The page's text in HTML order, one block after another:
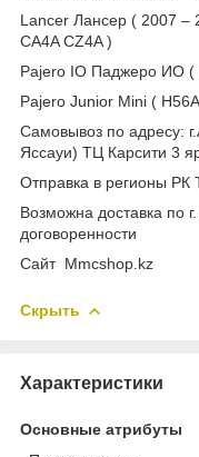
Lancer Лансер ( 2007 –
CA4A CZ4A )
Pajero IO Паджеро ИО (
Pajero Junior Mini (
Самовывоз по адресу:
Яссауи) ТЦ Карсити 3
Отправка в регионы
Возможна доставка по
договоренности
Cайт Mmcshop.kz
Скрыть
Характеристики
Основные атрибуты